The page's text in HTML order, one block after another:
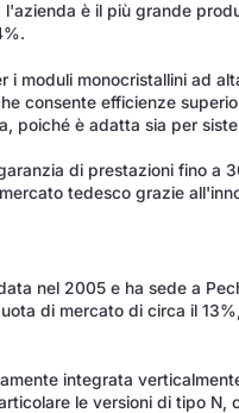
è il più grande
i moduli monocristallini ad
consente efficienze
poiché è adatta sia per
di prestazioni fino a
tedesco grazie
nel 2005 e ha sede a
di mercato di circa il
integrata
le versioni di tipo